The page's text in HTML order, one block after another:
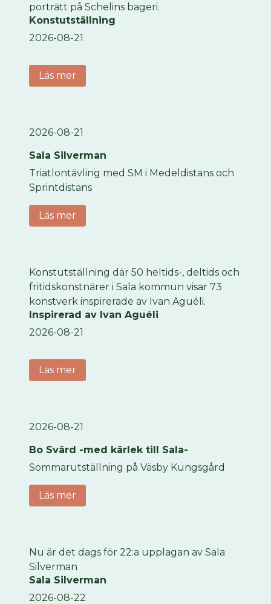
2026-08-21
Konstutställning
porträtt på Schelins bageri.
Läs mer
2026-08-21
Sala Silverman
Triatlontävling med SM i Medeldistans och
Sprintdistans
Läs mer
2026-08-21
Inspirerad av Ivan Aguéli
Konstutställning där 50 heltids-, deltids och
fritidskonstnärer i Sala kommun visar 73
konstverk inspirerade av Ivan Aguéli.
Läs mer
2026-08-21
Bo Svärd -med kärlek till Sala-
Sommarutställning på Väsby Kungsgård
Läs mer
2026-08-22
Sala Silverman
Nu är det dags för 22:a upplagan av Sala
Silverman